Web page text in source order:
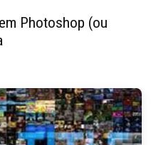
Photoshop (ou